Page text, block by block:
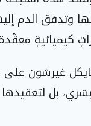
وتدفق الدم
كيميائيةٍ
غيرشون على
بل